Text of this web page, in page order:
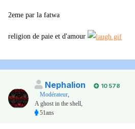
2eme par la fatwa
religion de paie et d'amour
Nephalion
10 578
Modérateur,
A ghost in the shell,
51ans